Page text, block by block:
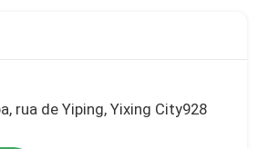
rua de Yiping, Yixing City928